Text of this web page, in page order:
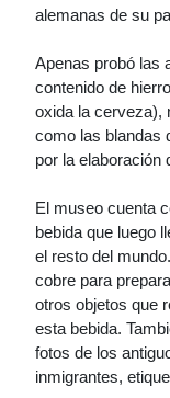
alemanas de su
Apenas probó las
contenido de
oxida la cerveza),
como las blandas
por la elaboración
El museo cuenta
bebida que luego
el resto del
cobre para
otros objetos que
esta bebida.
fotos de los
inmigrantes,